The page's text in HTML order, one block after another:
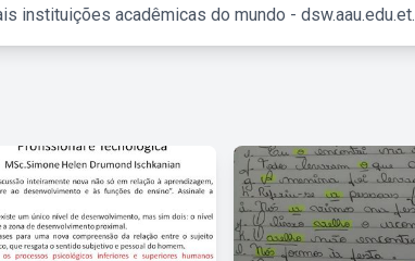
instituições acadêmicas do mundo - dsw.aau.edu.et.